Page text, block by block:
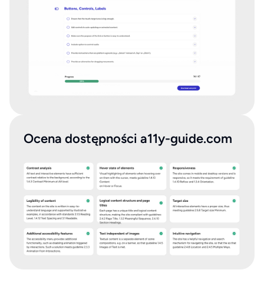
Ocena dostępności a11y-guide.com